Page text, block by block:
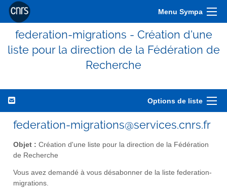
Menu Sympa
federation-migrations - Création d'une
liste pour la direction de la Fédération de
Recherche
Options de liste
federation-migrations@services.cnrs.fr
Objet : Création d'une liste pour la direction de la Fédération
de Recherche
Vous avez demandé à vous désabonner de la liste federation-
migrations.